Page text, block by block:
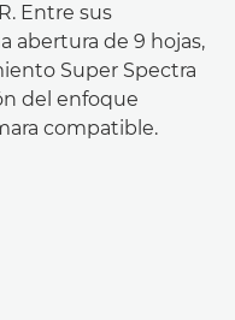
Entre sus
abertura de 9 hojas,
Super Spectra
del enfoque
compatible.